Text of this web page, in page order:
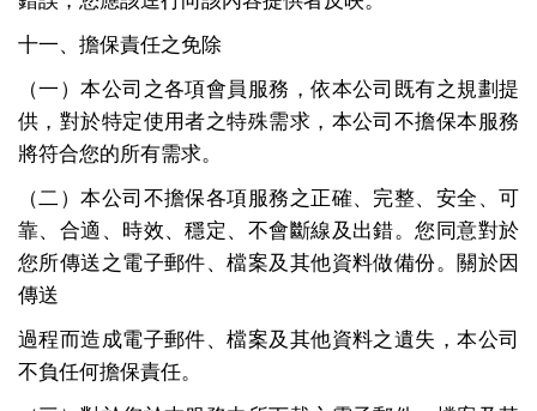
十一、擔保責任之免除
（一）本公司之各項會員服務，依本公司既有之規劃提
供，對於特定使用者之特殊需求，本公司不擔保本服務
將符合您的所有需求。
（二）本公司不擔保各項服務之正確、完整、安全、可
靠、合適、時效、穩定、不會斷線及出錯。您同意對於
您所傳送之電子郵件、檔案及其他資料做備份。關於因
傳送
過程而造成電子郵件、檔案及其他資料之遺失，本公司
不負任何擔保責任。